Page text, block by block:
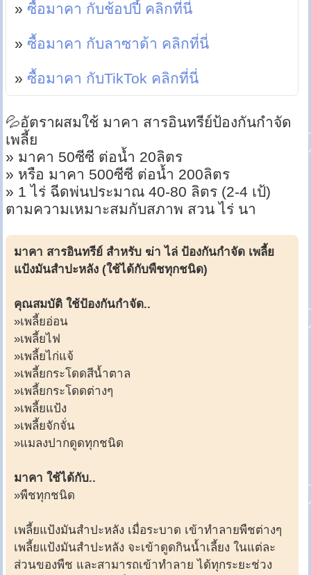
»ซื้อมาคา กับช้อปปี้ คลิกที่นี่
»ซื้อมาคา กับลาซาด้า คลิกที่นี่
»ซื้อมาคา กับTikTok คลิกที่นี่
💦อัตราผสมใช้ มาคา สารอินทรีย์ป้องกันกำจัด
เพลี้ย
» มาคา 50ซีซี ต่อน้ำ 20ลิตร
» หรือ มาคา 500ซีซี ต่อน้ำ 200ลิตร
» 1 ไร่ ฉีดพ่นประมาณ 40-80 ลิตร (2-4 เป้)
ตามความเหมาะสมกับสภาพ สวน ไร่ นา
มาคา สารอินทรีย์ สำหรับ ฆ่า ไล่ ป้องกันกำจัด เพลี้ย
แป้งมันสำปะหลัง (ใช้ได้กับพืชทุกชนิด)
คุณสมบัติ ใช้ป้องกันกำจัด..
»เพลี้ยอ่อน
»เพลี้ยไฟ
»เพลี้ยไก่แจ้
»เพลี้ยกระโดดสีน้ำตาล
»เพลี้ยกระโดดต่างๆ
»เพลี้ยแป้ง
»เพลี้ยจักจั่น
»แมลงปากดูดทุกชนิด
มาคา ใช้ได้กับ..
»พืชทุกชนิด
เพลี้ยแป้งมันสำปะหลัง เมื่อระบาด เข้าทำลายพืชต่างๆ
เพลี้ยแป้งมันสำปะหลัง จะเข้าดูดกินน้ำเลี้ยง ในแต่ละ
ส่วนของพืช และสามารถเข้าทำลาย ได้ทุกระยะช่วง